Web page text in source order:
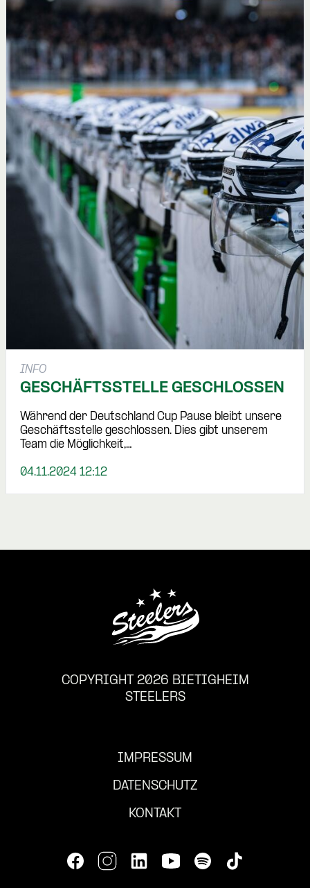
INFO
GESCHÄFTSSTELLE GESCHLOSSEN
Während der Deutschland Cup Pause bleibt unsere
Geschäftsstelle geschlossen. Dies gibt unserem
Team die Möglichkeit,…
04.11.2024 12:12
COPYRIGHT 2026 BIETIGHEIM
STEELERS
IMPRESSUM
DATENSCHUTZ
KONTAKT